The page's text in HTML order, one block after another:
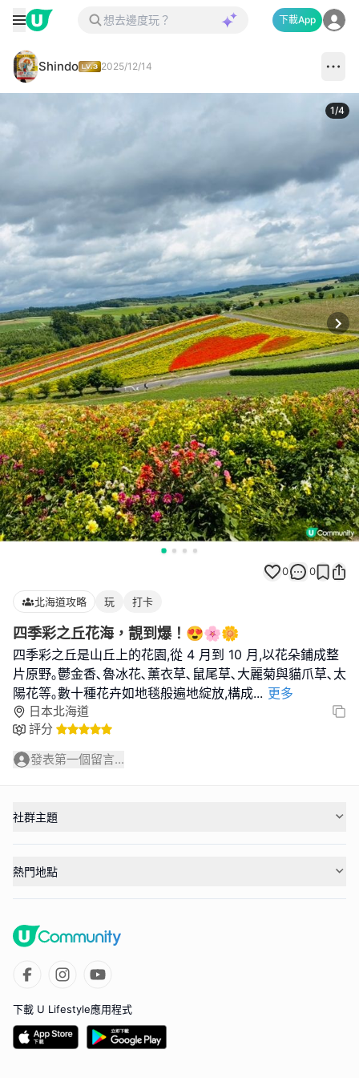
下載App
Shindo 2025/12/14
1/4
0 0
北海道攻略 玩 打卡
四季彩之丘花海，靚到爆！😍🌸🌼
四季彩之丘是山丘上的花園,從 4 月到 10 月,以花朵鋪成整
片原野｡鬱金香､魯冰花､薰衣草､鼠尾草､大麗菊與貓爪草､太
陽花等｡數十種花卉如地毯般遍地綻放,構成... 更多
日本北海道
評分
發表第一個留言...
社群主題
熱門地點
下載 U Lifestyle應用程式